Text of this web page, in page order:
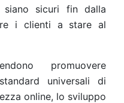
sicuri fin dalla
i clienti a stare al
promuovere
universali di
online, lo sviluppo